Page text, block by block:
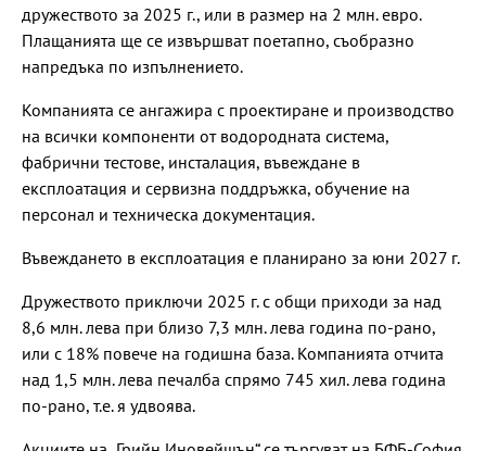
дружеството за 2025 г., или в размер на 2 млн. евро.
Плащанията ще се извършват поетапно, съобразно
напредъка по изпълнението.
Компанията се ангажира с проектиране и производство
на всички компоненти от водородната система,
фабрични тестове, инсталация, въвеждане в
експлоатация и сервизна поддръжка, обучение на
персонал и техническа документация.
Въвеждането в експлоатация е планирано за юни 2027 г.
Дружеството приключи 2025 г. с общи приходи за над
8,6 млн. лева при близо 7,3 млн. лева година по-рано,
или с 18% повече на годишна база. Компанията отчита
над 1,5 млн. лева печалба спрямо 745 хил. лева година
по-рано, т.е. я удвоява.